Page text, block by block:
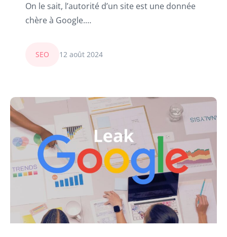
On le sait, l’autorité d’un site est une donnée
chère à Google.…
SEO 12 août 2024